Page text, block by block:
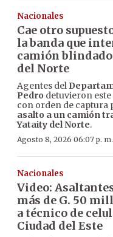
Nacionales
Cae otro
la banda que
camión
del Norte
Agentes del
Pedro detuvieron
con orden de captura
asalto a un camión
Yataity del Norte.
Agosto 8, 2026 06:07 p. m.
Nacionales
Video:
más de G. 50
a técnico de
Ciudad del Este